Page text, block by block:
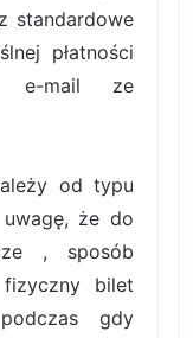
standardowe
płatności
e-mail ze
od typu
że do
, sposób
bilet
gdy